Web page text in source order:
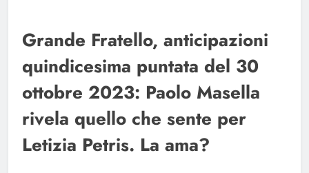
Grande Fratello, anticipazioni
quindicesima puntata del 30
ottobre 2023: Paolo Masella
rivela quello che sente per
Letizia Petris. La ama?